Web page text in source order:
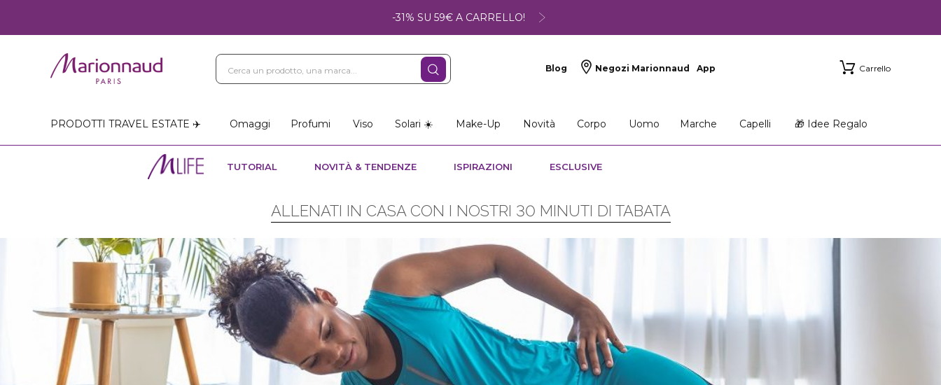
-31% SU 59€ A CARRELLO!
Blog Negozi Marionnaud App Carrello
PRODOTTI TRAVEL ESTATE ✈️ Omaggi Profumi Viso Solari ☀️ Make-Up Novità Corpo Uomo Marche Capelli 🎁 Idee Regalo
TUTORIAL NOVITÀ & TENDENZE ISPIRAZIONI ESCLUSIVE
ALLENATI IN CASA CON I NOSTRI 30 MINUTI DI TABATA